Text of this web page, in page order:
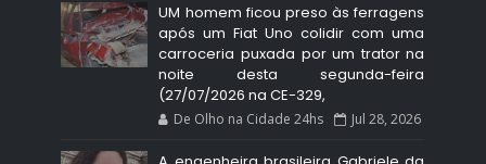
UM homem ficou preso às ferragens
após um Fiat Uno colidir com uma
carroceria puxada por um trator na
noite desta segunda-feira
(27/07/2026 na CE-329,
De Olho na Cidade 24hs Jul 28, 2026